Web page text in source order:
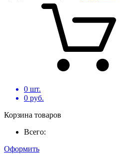
0 шт.
0 руб.
Корзина товаров
Всего:
Оформить